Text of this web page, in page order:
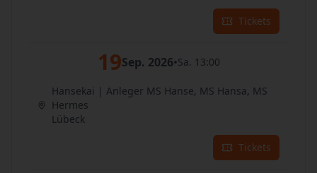
Tickets
19Sep. 2026•Sa. 13:00
Hansekai | Anleger MS Hanse, MS Hansa, MS
Hermes
Lübeck
Tickets